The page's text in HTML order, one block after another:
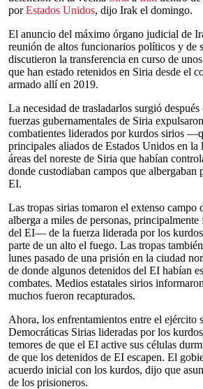
porEstados Unidos, dijo Irak el domingo.
El anuncio del máximo órgano judicial de
reunión de altos funcionarios políticos y de
discutieron la transferencia en curso de
que han estado retenidos en Siria desde el
armado allí en 2019.
La necesidad de trasladarlos surgió después
fuerzas gubernamentales de Siria
combatientes liderados por kurdos sirios
principales aliados de Estados Unidos en
áreas del noreste de Siria que habían
donde custodiaban campos que albergaban
EI.
Las tropas sirias tomaron el extenso
alberga a miles de personas,
del EI— de la fuerza liderada por los
parte de un alto el fuego. Las tropas
lunes pasado de una prisión en la ciudad
de donde algunos detenidos del EI habían
combates. Medios estatales sirios
muchos fueron recapturados.
Ahora, los enfrentamientos entre el ejército
Democráticas Sirias lideradas por los
temores de que el EI active sus células
de que los detenidos de EI escapen. El
acuerdo inicial con los kurdos, dijo que
de los prisioneros.